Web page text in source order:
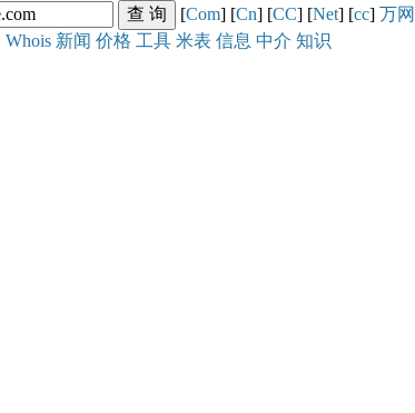
[Com] [Cn] [CC] [Net] [cc] 万网
Whois 新闻 价格 工具 米表 信息 中介 知识